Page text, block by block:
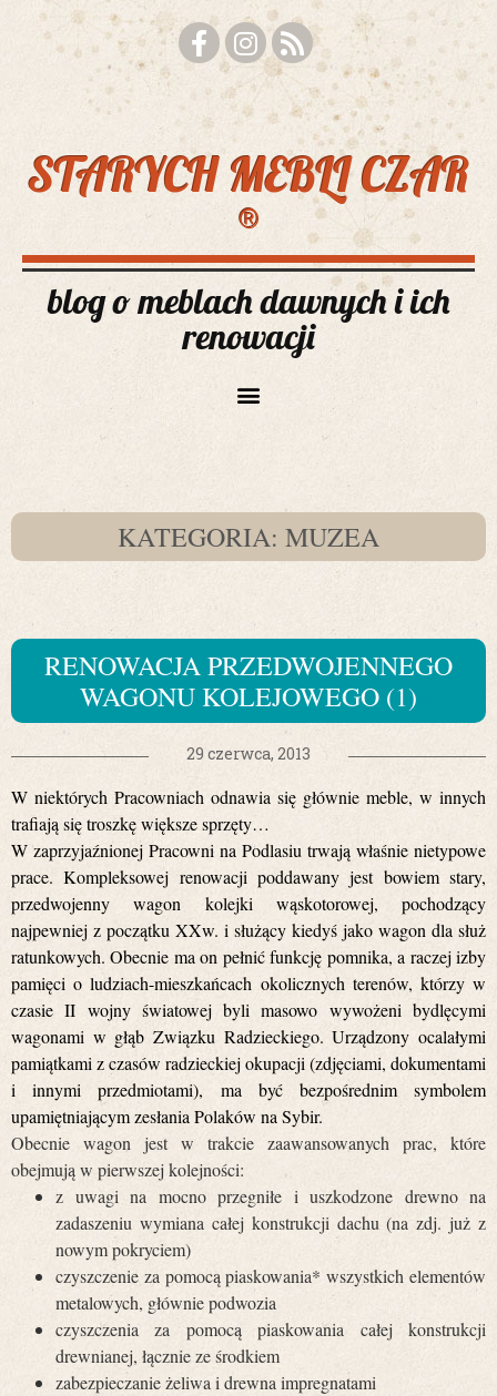
STARYCH MEBLI CZAR
®
blog o meblach dawnych i ich
renowacji
KATEGORIA: MUZEA
RENOWACJA PRZEDWOJENNEGO
WAGONU KOLEJOWEGO (1)
29 czerwca, 2013
W niektórych Pracowniach odnawia się głównie meble, w innych
trafiają się troszkę większe sprzęty…
W zaprzyjaźnionej Pracowni na Podlasiu trwają właśnie nietypowe
prace. Kompleksowej renowacji poddawany jest bowiem stary,
przedwojenny wagon kolejki wąskotorowej, pochodzący
najpewniej z początku XXw. i służący kiedyś jako wagon dla służ
ratunkowych. Obecnie ma on pełnić funkcję pomnika, a raczej izby
pamięci o ludziach-mieszkańcach okolicznych terenów, którzy w
czasie II wojny światowej byli masowo wywożeni bydlęcymi
wagonami w głąb Związku Radzieckiego. Urządzony ocalałymi
pamiątkami z czasów radzieckiej okupacji (zdjęciami, dokumentami
i innymi przedmiotami), ma być bezpośrednim symbolem
upamiętniającym zesłania Polaków na Sybir.
Obecnie wagon jest w trakcie zaawansowanych prac, które
obejmują w pierwszej kolejności:
z uwagi na mocno przegniłe i uszkodzone drewno na
zadaszeniu wymiana całej konstrukcji dachu (na zdj. już z
nowym pokryciem)
czyszczenie za pomocą piaskowania* wszystkich elementów
metalowych, głównie podwozia
czyszczenia za pomocą piaskowania całej konstrukcji
drewnianej, łącznie ze środkiem
zabezpieczanie żeliwa i drewna impregnatami